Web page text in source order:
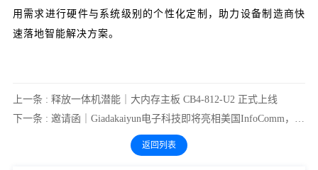
用需求进行硬件与系统级别的个性化定制，助力设备制造商快
速落地智能解决方案。
上一条 : 释放一体机潜能｜大内存主板 CB4-812-U2 正式上线
下一条 : 邀请函｜Giadakaiyun电子科技即将亮相美国InfoComm，展示高可靠性商用硬件方案
返回列表